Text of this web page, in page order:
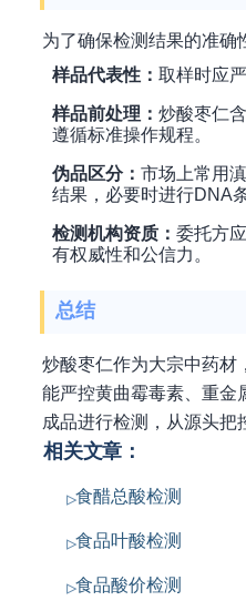
为了确保检测结果的准确
样品代表性： 取样时应
样品前处理： 炒酸枣仁
遵循标准操作规程。
伪品区分： 市场上常用
结果，必要时进行DNA
检测机构资质： 委托方
有权威性和公信力。
总结
炒酸枣仁作为大宗中药材
能严控黄曲霉毒素、重金
成品进行检测，从源头把
相关文章：
食醋总酸检测
食品叶酸检测
食品酸价检测